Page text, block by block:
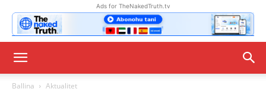
Ads for TheNakedTruth.tv
Ballina Aktualitet